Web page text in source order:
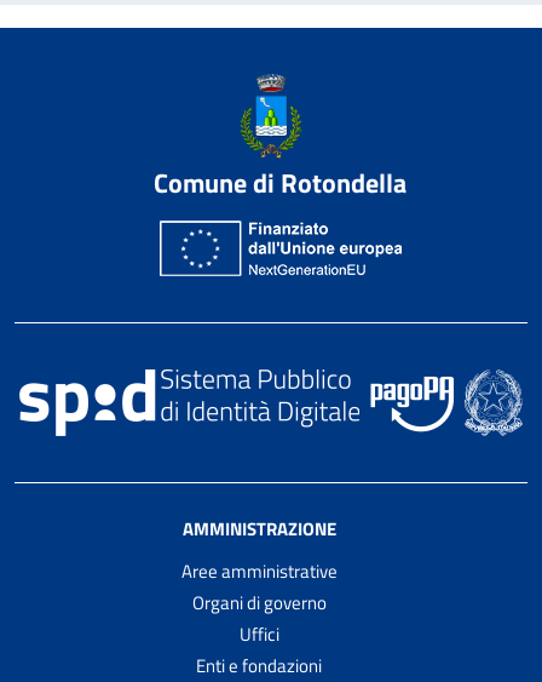
Comune di Rotondella
AMMINISTRAZIONE
Aree amministrative
Organi di governo
Uffici
Enti e fondazioni